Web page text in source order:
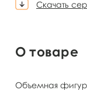
Скачать
О товаре
Объемная